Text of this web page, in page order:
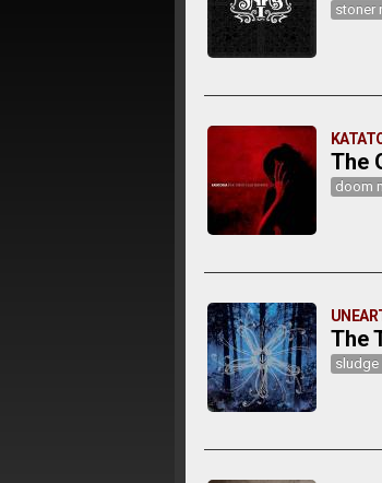
stoner
The
doom
The
sludge